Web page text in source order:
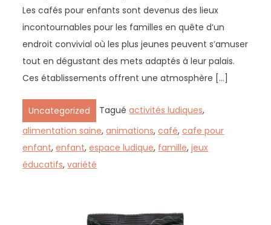
Les cafés pour enfants sont devenus des lieux
incontournables pour les familles en quête d’un
endroit convivial où les plus jeunes peuvent s’amuser
tout en dégustant des mets adaptés à leur palais.
Ces établissements offrent une atmosphère […]
Uncategorized Taguéactivités ludiques,
alimentation saine,animations,café,cafe pour
enfant,enfant,espace ludique, famille,jeux
éducatifs,variété